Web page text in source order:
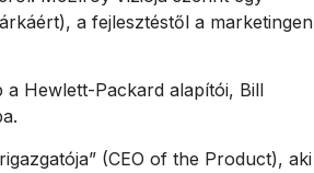
a fejlesztéstől a marketingen
a Hewlett-Packard alapítói, Bill
(CEO of the Product), aki